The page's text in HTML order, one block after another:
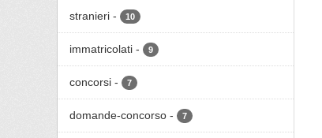
stranieri - 10
immatricolati - 9
concorsi - 7
domande-concorso - 7